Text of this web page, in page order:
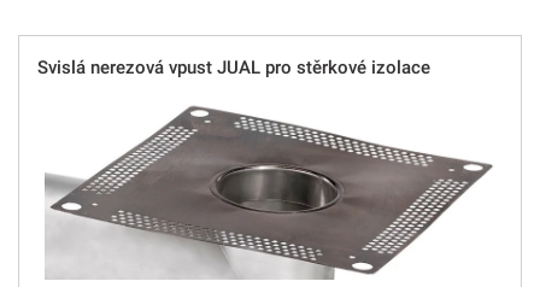
Svislá nerezová vpust JUAL pro stěrkové izolace